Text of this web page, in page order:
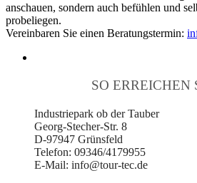
anschauen, sondern auch befühlen und
probeliegen.
Vereinbaren Sie einen Beratungstermin:
SO ERREICHEN
Industriepark ob der Tauber
Georg-Stecher-Str. 8
D-97947 Grünsfeld
Telefon: 09346/4179955
E-Mail: info@tour-tec.de